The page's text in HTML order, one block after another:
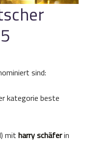
sind:
kategorie beste
mit harry schäferin